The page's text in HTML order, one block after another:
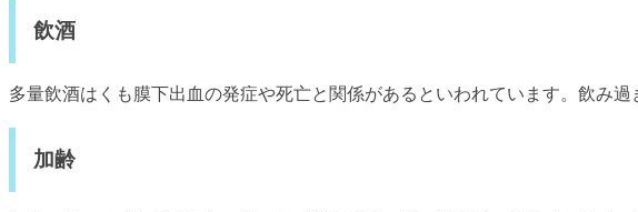
飲酒
多量飲酒はくも膜下出血の発症や死亡と関係があるといわれています。飲み過
加齢